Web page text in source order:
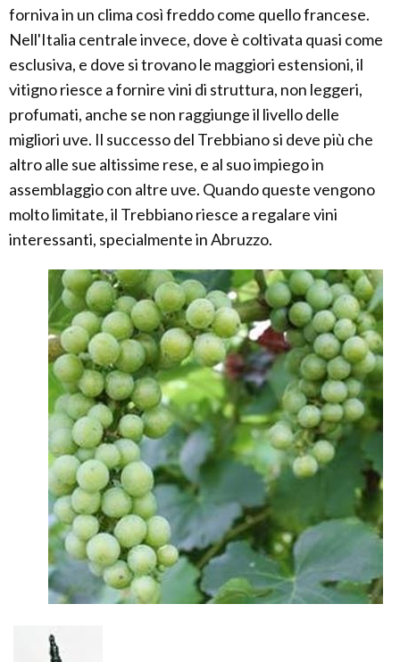
forniva in un clima così freddo come quello francese.
Nell'Italia centrale invece, dove è coltivata quasi come
esclusiva, e dove si trovano le maggiori estensioni, il
vitigno riesce a fornire vini di struttura, non leggeri,
profumati, anche se non raggiunge il livello delle
migliori uve. Il successo del Trebbiano si deve più che
altro alle sue altissime rese, e al suo impiego in
assemblaggio con altre uve. Quando queste vengono
molto limitate, il Trebbiano riesce a regalare vini
interessanti, specialmente in Abruzzo.